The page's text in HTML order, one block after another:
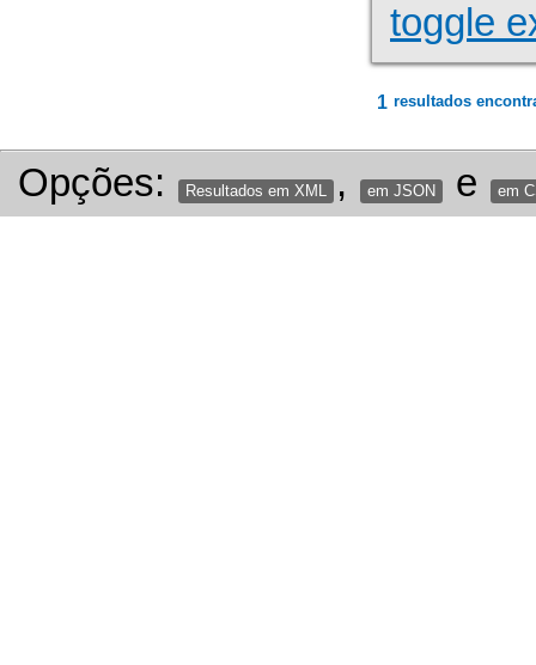
toggle
1 resultados
Opções: Resultados em XML , em JSON e em